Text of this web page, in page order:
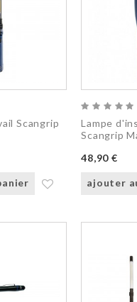
Scangrip
Lampe
Scangrip
48,90 €
ajouter